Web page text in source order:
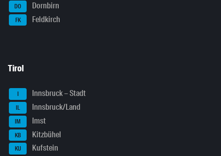
DO Dornbirn
FK Feldkirch
Tirol
I Innsbruck – Stadt
IL Innsbruck/Land
IM Imst
KB Kitzbühel
KU Kufstein